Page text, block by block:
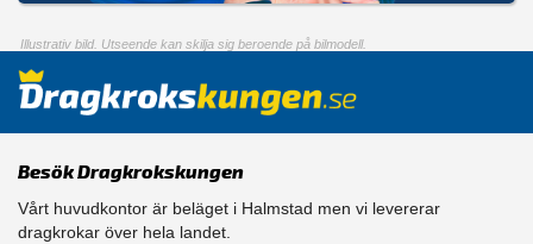
Illustrativ bild. Utseende kan skilja sig beroende på bilmodell.
Besök Dragkrokskungen
Vårt huvudkontor är beläget i Halmstad men vi levererar
dragkrokar över hela landet.